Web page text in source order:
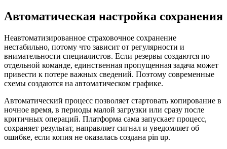
Автоматическая настройка сохранения
Неавтоматизированное страховочное сохранение
нестабильно, потому что зависит от регулярности и
внимательности специалистов. Если резервы создаются по
отдельной команде, единственная пропущенная задача может
привести к потере важных сведений. Поэтому современные
схемы создаются на автоматическом графике.
Автоматический процесс позволяет стартовать копирование в
ночное время, в периоды малой загрузки или сразу после
критичных операций. Платформа сама запускает процесс,
сохраняет результат, направляет сигнал и уведомляет об
ошибке, если копия не оказалась создана pin up.